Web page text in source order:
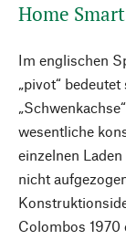
Home
Im englischen
„pivot“
wesentliche
einzelnen
nicht
Colombos 1970